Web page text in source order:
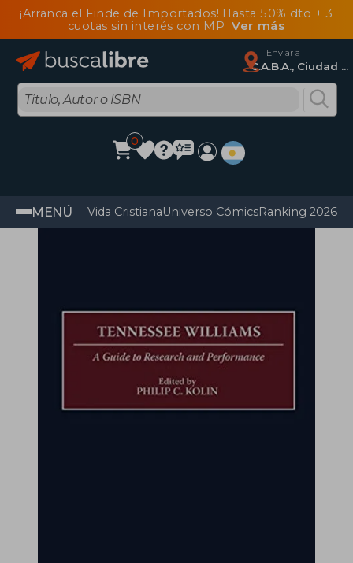
¡Arranca el Finde de Importados! Hasta 50% dto + 3
cuotas sin interés con MP Ver más
Enviar a
C.A.B.A., Ciudad Autónoma De Buenos Aires
0
MENÚ Vida CristianaUniverso CómicsRanking 2026